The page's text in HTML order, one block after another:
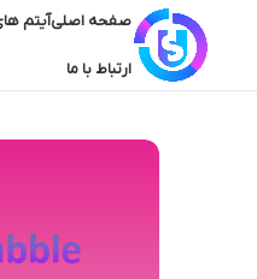
صفحه اصلیآیتم
ارتباط با ما